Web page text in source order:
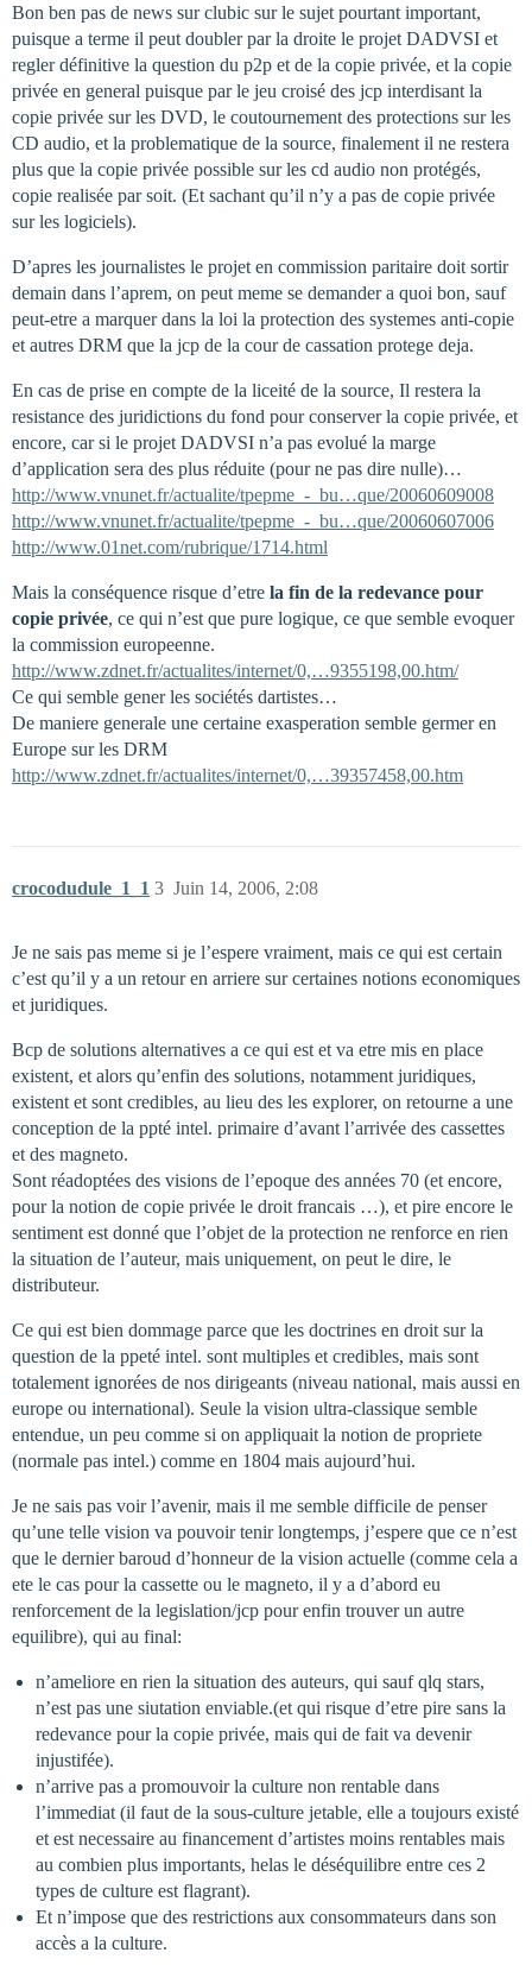
Bon ben pas de news sur clubic sur le sujet pourtant important,
puisque a terme il peut doubler par la droite le projet DADVSI et
regler définitive la question du p2p et de la copie privée, et la copie
privée en general puisque par le jeu croisé des jcp interdisant la
copie privée sur les DVD, le coutournement des protections sur les
CD audio, et la problematique de la source, finalement il ne restera
plus que la copie privée possible sur les cd audio non protégés,
copie realisée par soit. (Et sachant qu’il n’y a pas de copie privée
sur les logiciels).
D’apres les journalistes le projet en commission paritaire doit sortir
demain dans l’aprem, on peut meme se demander a quoi bon, sauf
peut-etre a marquer dans la loi la protection des systemes anti-copie
et autres DRM que la jcp de la cour de cassation protege deja.
En cas de prise en compte de la liceité de la source, Il restera la
resistance des juridictions du fond pour conserver la copie privée, et
encore, car si le projet DADVSI n’a pas evolué la marge
d’application sera des plus réduite (pour ne pas dire nulle)…
http://www.vnunet.fr/actualite/tpepme_-_bu…que/20060609008
http://www.vnunet.fr/actualite/tpepme_-_bu…que/20060607006
http://www.01net.com/rubrique/1714.html
Mais la conséquence risque d’etre la fin de la redevance pour
copie privée, ce qui n’est que pure logique, ce que semble evoquer
la commission europeenne.
http://www.zdnet.fr/actualites/internet/0,…9355198,00.htm/
Ce qui semble gener les sociétés dartistes…
De maniere generale une certaine exasperation semble germer en
Europe sur les DRM
http://www.zdnet.fr/actualites/internet/0,…39357458,00.htm
crocodudule_1_1 Juin 14, 2006, 2:08
3
Je ne sais pas meme si je l’espere vraiment, mais ce qui est certain
c’est qu’il y a un retour en arriere sur certaines notions economiques
et juridiques.
Bcp de solutions alternatives a ce qui est et va etre mis en place
existent, et alors qu’enfin des solutions, notamment juridiques,
existent et sont credibles, au lieu des les explorer, on retourne a une
conception de la ppté intel. primaire d’avant l’arrivée des cassettes
et des magneto.
Sont réadoptées des visions de l’epoque des années 70 (et encore,
pour la notion de copie privée le droit francais …), et pire encore le
sentiment est donné que l’objet de la protection ne renforce en rien
la situation de l’auteur, mais uniquement, on peut le dire, le
distributeur.
Ce qui est bien dommage parce que les doctrines en droit sur la
question de la ppeté intel. sont multiples et credibles, mais sont
totalement ignorées de nos dirigeants (niveau national, mais aussi en
europe ou international). Seule la vision ultra-classique semble
entendue, un peu comme si on appliquait la notion de propriete
(normale pas intel.) comme en 1804 mais aujourd’hui.
Je ne sais pas voir l’avenir, mais il me semble difficile de penser
qu’une telle vision va pouvoir tenir longtemps, j’espere que ce n’est
que le dernier baroud d’honneur de la vision actuelle (comme cela a
ete le cas pour la cassette ou le magneto, il y a d’abord eu
renforcement de la legislation/jcp pour enfin trouver un autre
equilibre), qui au final:
n’ameliore en rien la situation des auteurs, qui sauf qlq stars,
n’est pas une siutation enviable.(et qui risque d’etre pire sans la
redevance pour la copie privée, mais qui de fait va devenir
injustifée).
n’arrive pas a promouvoir la culture non rentable dans
l’immediat (il faut de la sous-culture jetable, elle a toujours existé
et est necessaire au financement d’artistes moins rentables mais
au combien plus importants, helas le déséquilibre entre ces 2
types de culture est flagrant).
Et n’impose que des restrictions aux consommateurs dans son
accès a la culture.